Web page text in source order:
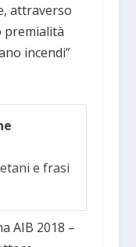
attraverso
premialità
incendi”
e frasi
AIB 2018 –